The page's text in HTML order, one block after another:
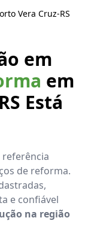
Vera Cruz-RS
em
em
Está
referência
de reforma.
e confiável
na região